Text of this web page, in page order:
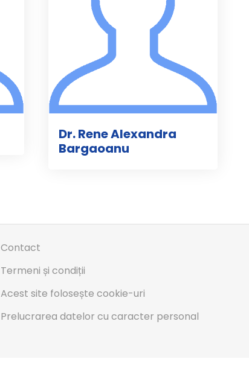
Dr. Rene Alexandra
Bargaoanu
Contact
Termeni și condiții
Acest site folosește cookie-uri
Prelucrarea datelor cu caracter personal